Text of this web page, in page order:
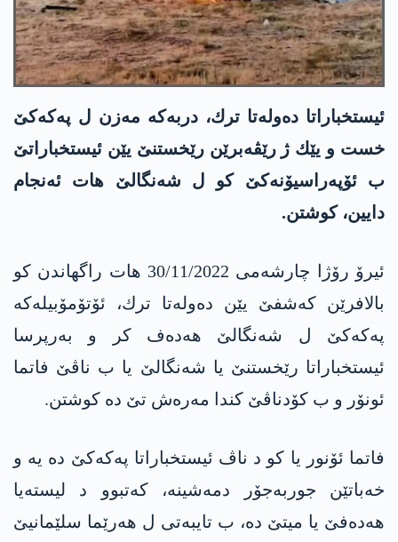
ئیستخباراتا ده‌وله‌تا ترك، دربه‌كه‌ مه‌زن ل په‌كه‌كێ
خست و یێك ژ رێڤه‌برێن رێخستنێ یێن ئیستخباراتێ
ب ئۆپەراسیۆنەکێ کو ل شەنگالێ هات ئه‌نجام
دایین، كوشتن.
ئیرۆ رۆژا چارشه‌می 30/11/2022 هات راگهاندن كو
بالافرێن كه‌شفێ یێن ده‌وله‌تا ترك، ئۆتۆمۆبیله‌كه‌
په‌كه‌كێ ل شه‌نگالێ هه‌ده‌ف كر و به‌رپرسا
ئیستخباراتا رێخستنێ یا شه‌نگالێ یا ب ناڤێ فاتما
ئونۆر و ب كۆدناڤێ كندا مه‌ره‌ش تێ ده‌ كوشتن.
فاتما ئۆنور یا کو د ناڤ ئیستخباراتا په‌كه‌كێ ده‌ یە و
خەباتێن جوربەجۆر دمەشینە، كه‌تبوو د لیستەیا
هەدەفێ یا میتێ ده‌، ب تایبەتی ل هەرێما سلێمانیێ